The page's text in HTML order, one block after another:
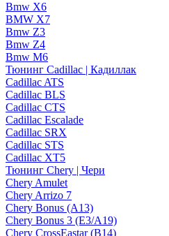
Bmw X6
BMW X7
Bmw Z3
Bmw Z4
Bmw М6
Тюнинг Cadillac | Кадиллак
Cadillac ATS
Cadillac BLS
Cadillac CTS
Cadillac Escalade
Cadillac SRX
Cadillac STS
Cadillac XT5
Тюнинг Chery | Чери
Chery Amulet
Chery Arrizo 7
Chery Bonus (A13)
Chery Bonus 3 (E3/A19)
Chery CrossEastar (B14)